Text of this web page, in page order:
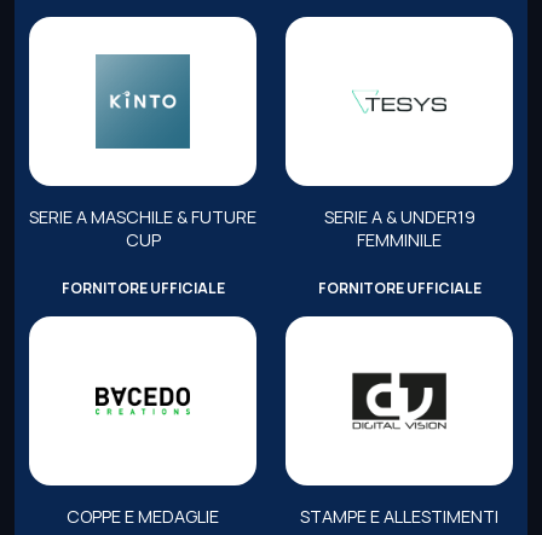
SERIE A MASCHILE & FUTURE
CUP
SERIE A & UNDER19
FEMMINILE
FORNITORE UFFICIALE
COPPE E MEDAGLIE
FORNITORE UFFICIALE
STAMPE E ALLESTIMENTI